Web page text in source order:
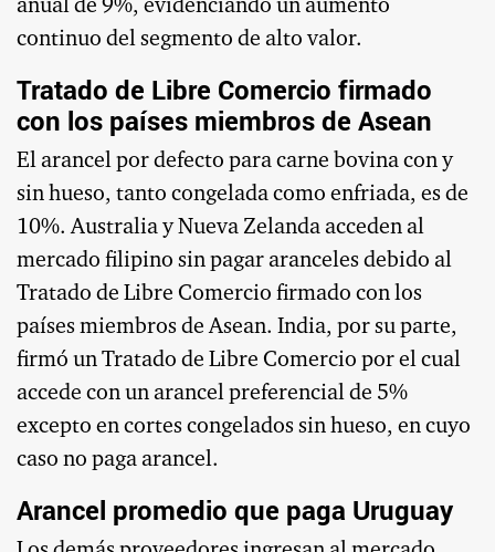
anual de 9%, evidenciando un aumento
continuo del segmento de alto valor.
Tratado de Libre Comercio firmado
con los países miembros de Asean
El arancel por defecto para carne bovina con y
sin hueso, tanto congelada como enfriada, es de
10%. Australia y Nueva Zelanda acceden al
mercado filipino sin pagar aranceles debido al
Tratado de Libre Comercio firmado con los
países miembros de Asean. India, por su parte,
firmó un Tratado de Libre Comercio por el cual
accede con un arancel preferencial de 5%
excepto en cortes congelados sin hueso, en cuyo
caso no paga arancel.
Arancel promedio que paga Uruguay